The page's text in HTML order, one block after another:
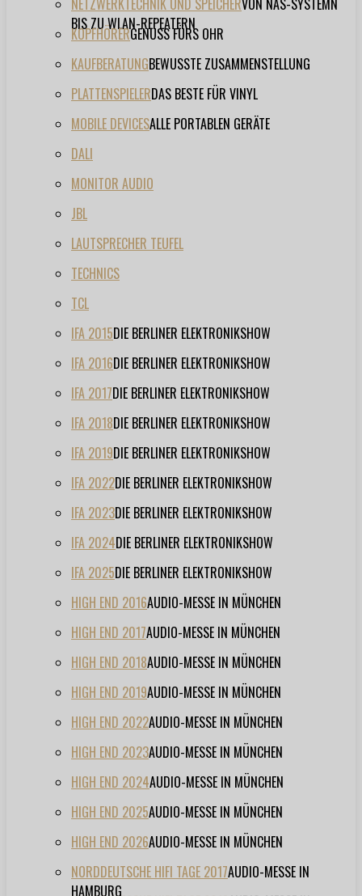
NETZWERKTECHNIK UND SPEICHERVON NAS-SYSTEMN
BIS ZU WLAN-REPEATERN
KOPFHÖRERGENUSS FÜRS OHR
KAUFBERATUNGBEWUSSTE ZUSAMMENSTELLUNG
PLATTENSPIELERDAS BESTE FÜR VINYL
MOBILE DEVICESALLE PORTABLEN GERÄTE
DALI
MONITOR AUDIO
JBL
LAUTSPRECHER TEUFEL
TECHNICS
TCL
IFA 2015DIE BERLINER ELEKTRONIKSHOW
IFA 2016DIE BERLINER ELEKTRONIKSHOW
IFA 2017DIE BERLINER ELEKTRONIKSHOW
IFA 2018DIE BERLINER ELEKTRONIKSHOW
IFA 2019DIE BERLINER ELEKTRONIKSHOW
IFA 2022DIE BERLINER ELEKTRONIKSHOW
IFA 2023DIE BERLINER ELEKTRONIKSHOW
IFA 2024DIE BERLINER ELEKTRONIKSHOW
IFA 2025DIE BERLINER ELEKTRONIKSHOW
HIGH END 2016AUDIO-MESSE IN MÜNCHEN
HIGH END 2017AUDIO-MESSE IN MÜNCHEN
HIGH END 2018AUDIO-MESSE IN MÜNCHEN
HIGH END 2019AUDIO-MESSE IN MÜNCHEN
HIGH END 2022AUDIO-MESSE IN MÜNCHEN
HIGH END 2023AUDIO-MESSE IN MÜNCHEN
HIGH END 2024AUDIO-MESSE IN MÜNCHEN
HIGH END 2025AUDIO-MESSE IN MÜNCHEN
HIGH END 2026AUDIO-MESSE IN MÜNCHEN
NORDDEUTSCHE HIFI TAGE 2017AUDIO-MESSE IN
HAMBURG